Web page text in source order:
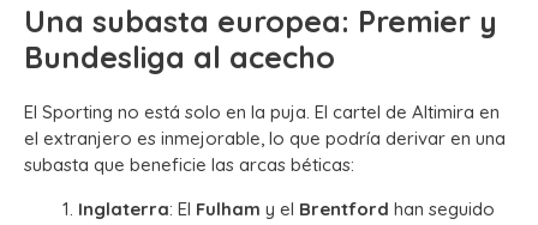
Una subasta europea: Premier y
Bundesliga al acecho
El Sporting no está solo en la puja. El cartel de Altimira en
el extranjero es inmejorable, lo que podría derivar en una
subasta que beneficie las arcas béticas:
Inglaterra: El Fulham y el Brentford han seguido